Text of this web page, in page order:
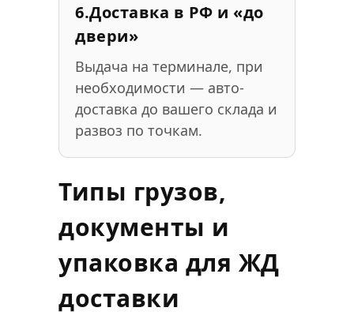
6.Доставка в РФ и «до
двери»
Выдача на терминале, при
необходимости — авто-
доставка до вашего склада и
развоз по точкам.
Типы грузов,
документы и
упаковка для ЖД
доставки